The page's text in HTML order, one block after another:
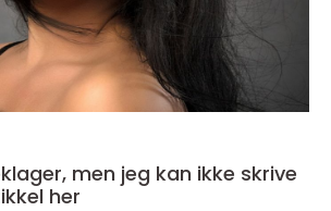
men jeg kan ikke skrive
her